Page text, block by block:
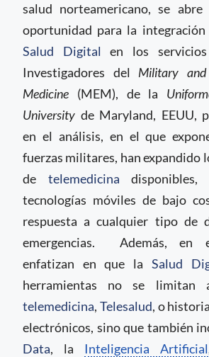
salud norteamericano, se abre
oportunidad para la
Salud Digital en los
Investigadores del Military and
Medicine (MEM), de la
University de Maryland, EEUU,
en el análisis, en el que
fuerzas militares, han expandido
de telemedicina
tecnologías móviles de bajo
respuesta a cualquier tipo de
emergencias. Además, en
enfatizan en que la Salud
herramientas no se limitan
telemedicina, Telesalud, o
electrónicos, sino que también
Data, la Inteligencia Artificial